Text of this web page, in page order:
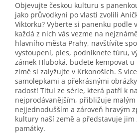
Objevujte českou kulturu s
jako průvodkyni po vlasti zvolili
Viktorku? Vyberte si panenku podle
každá z nich vás vezme na
hlavního města Prahy, navštívíte
vystoupení, ples, podniknete túru,
zámek Hluboká, budete kempovat u
zimě si zalyžujte v Krkonoších. S
samolepkami a překrásnými
radost! Titul ze série, která patří k
nejprodávanějším, přibližuje
nejjednodušším a zároveň hravým
kultury naší země a představuje jim
památky.